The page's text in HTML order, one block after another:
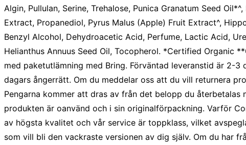
Algin, Pullulan, Serine, Trehalose, Punica Granatum Seed
Extract, Propanediol, Pyrus Malus (Apple) Fruit Extract^,
Benzyl Alcohol, Dehydroacetic Acid, Perfume, Lactic Acid,
Helianthus Annuus Seed Oil, Tocopherol. *Certified Organic
med paketutlämning med Bring. Förväntad leveranstid är 2-
dagars ångerrätt. Om du meddelar oss att du vill returnera
Pengarna kommer att dras av från det belopp du
produkten är oanvänd och i sin originalförpackning. Varför
av högsta kvalitet och vår service är toppklass, vilket
som vill bli den vackraste versionen av dig själv. Om du har